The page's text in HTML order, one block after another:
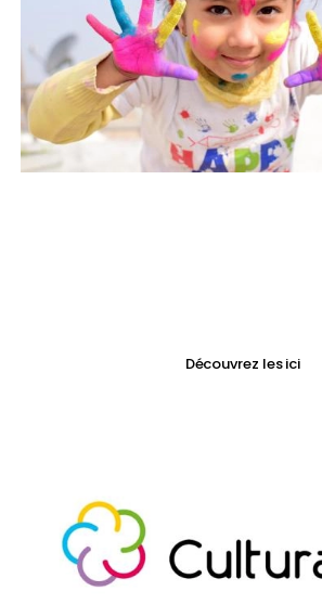
Découvrez les ici